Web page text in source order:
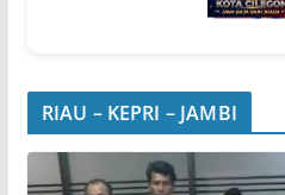
RIAU – KEPRI – JAMBI